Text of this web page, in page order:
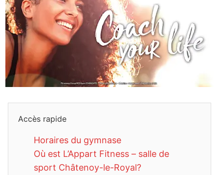
Accès rapide
Horaires du gymnase
Où est L’Appart Fitness – salle de
sport Châtenoy-le-Royal?